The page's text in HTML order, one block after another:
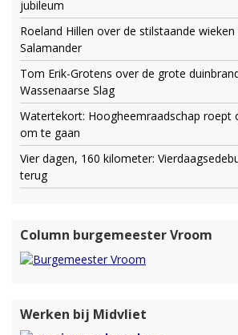
jubileum
Roeland Hillen over de stilstaande wieken
Salamander
Tom Erik-Grotens over de grote
Wassenaarse Slag
Watertekort: Hoogheemraadschap roept
om te gaan
Vier dagen, 160 kilometer:
terug
Column burgemeester Vroom
Werken bij Midvliet